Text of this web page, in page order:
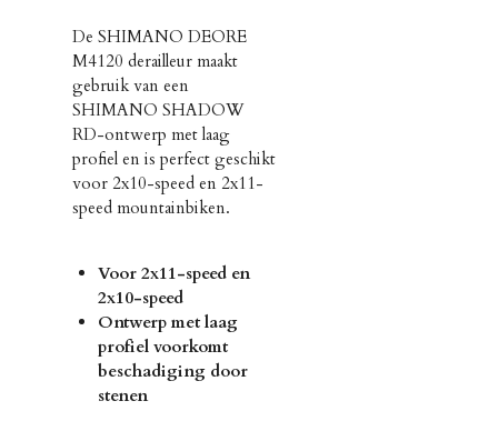
De SHIMANO DEORE
M4120 derailleur maakt
gebruik van een
SHIMANO SHADOW
RD-ontwerp met laag
profiel en is perfect geschikt
voor 2x10-speed en 2x11-
speed mountainbiken.
Voor 2x11-speed en
2x10-speed
Ontwerp met laag
profiel voorkomt
beschadiging door
stenen